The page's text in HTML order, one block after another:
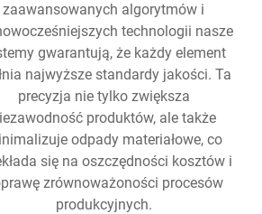
zaawansowanych algorytmów i
technologii nasze
gwarantują, że każdy element
najwyższe standardy jakości. Ta
precyzja nie tylko zwiększa
produktów, ale także
odpady materiałowe, co
się na oszczędności kosztów i
zrównoważoności procesów
produkcyjnych.